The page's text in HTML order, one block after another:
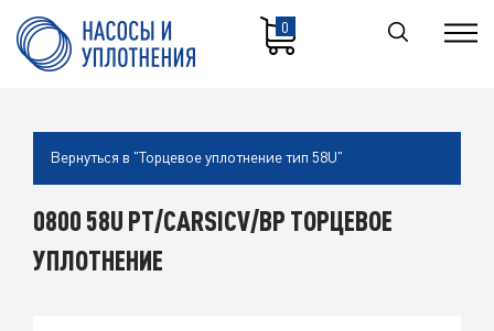
0
Вернуться в "Торцевое уплотнение тип 58U"
0800 58U PT/CARSICV/BP ТОРЦЕВОЕ
УПЛОТНЕНИЕ